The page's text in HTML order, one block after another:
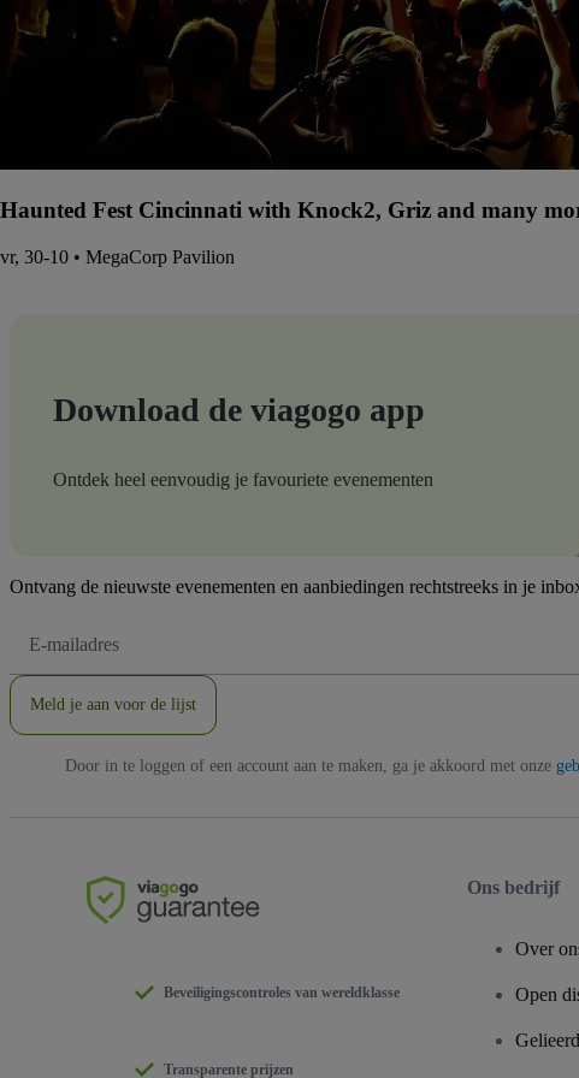
Haunted Fest Cincinnati with Knock2, Griz and many
vr, 30-10 • MegaCorp Pavilion
Download de viagogo app
Ontdek heel eenvoudig je favouriete evenementen
Ontvang de nieuwste evenementen en aanbiedingen rechtstreeks in je
mailadres
Meld je aan voor de lijst
Door in te loggen of een account aan te maken, ga je akkoord met onze
Beveiligingscontroles van wereldklasse
Transparente prijzen
Ons bedrijf
Over
Open